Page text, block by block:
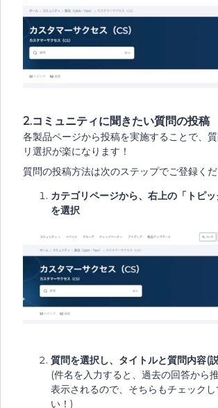
2.コミュニティに聞きたい質問の投稿
各製品ページから投稿を実施することで、
リ選択が楽になります！
質問の投稿方法は次のステップでご登録くだ
カテゴリページから、右上の「トピッ
を選択
質問を選択し、タイトルと質問内容(
(件名を入力すると、過去の回答から
表示されるので、そちらもチェックし
い！)